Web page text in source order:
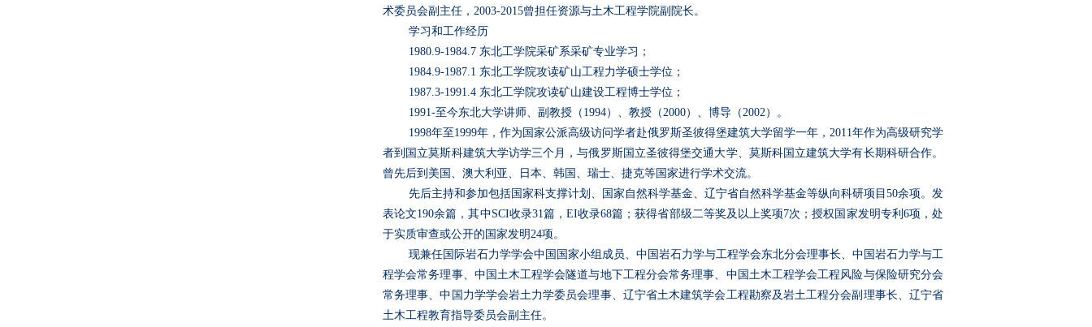
术委员会副主任， 2003-2015曾担任资源与土木工程学院副院长。
学习和工作经历
1980.9-1984.7 东北工学院采矿系采矿专业学习；
1984.9-1987.1 东北工学院攻读矿山工程力学硕士学位；
1987.3-1991.4 东北工学院攻读矿山建设工程博士学位；
1991-至今东北大学讲师、副教授（ 1994）、教授（2000）、博导（2002）。
1998年至 1999年，作为国家公派高级访问学者赴俄罗斯圣彼得堡建筑大学留学一年， 2011年作为高级研究学
者到国立莫斯科建筑大学访学三个月，与俄罗斯国立圣彼得堡交通大学、莫斯科国立建筑大学有长期科研合作。
曾先后到美国、澳大利亚、日本、韩国、瑞士、捷克等国家进行学术交流。
先后主持和参加包括国家科支撑计划、国家自然科学基金、辽宁省自然科学基金等纵向科研项目 50余项。发
表论文190余篇，其中SCI收录31篇， EI收录68篇；获得省部级二等奖及以上奖项7次；授权国家发明专利 6项，处
于实质审查或公开的国家发明24项。
现兼任国际岩石力学学会中国国家小组成员、中国岩石力学与工程学会东北分会理事长、中国岩石力学与工
程学会常务理事、中国土木工程学会隧道与地下工程分会常务理事、中国土木工程学会工程风险与保险研究分会
常务理事、中国力学学会岩土力学委员会理事、辽宁省土木建筑学会工程勘察及岩土工程分会副理事长、辽宁省
土木工程教育指导委员会副主任。